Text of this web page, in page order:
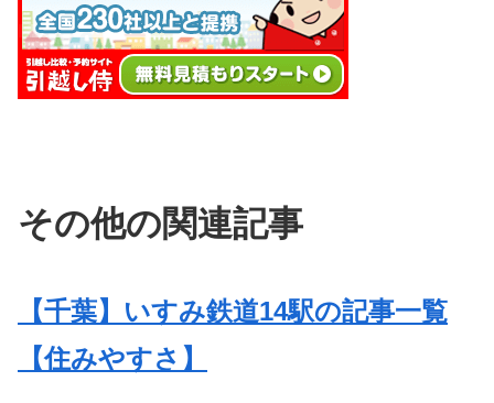
その他の関連記事
【千葉】いすみ鉄道14駅の記事一覧
【住みやすさ】